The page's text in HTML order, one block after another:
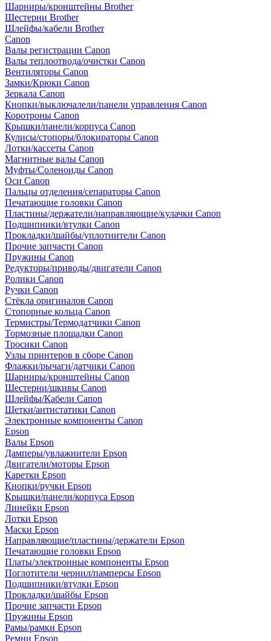
Шарниры/кронштейны Brother
Шестерни Brother
Шлейфы/кабели Brother
Canon
Валы регистрации Canon
Валы теплоотвода/очистки Canon
Вентиляторы Canon
Замки/Крюки Canon
Зеркала Canon
Кнопки/выключалели/панели управления Canon
Коротроны Canon
Крышки/панели/корпуса Canon
Кулисы/стопоры/блокираторы Canon
Лотки/кассеты Canon
Магнитные валы Canon
Муфты/Соленоиды Canon
Оси Canon
Пальцы отделения/сепараторы Canon
Печатающие головки Canon
Пластины/держатели/направляющие/кулачки Canon
Подшипники/втулки Canon
Прокладки/шайбы/уплотнители Canon
Прочие запчасти Canon
Пружины Canon
Редукторы/приводы/двигатели Canon
Ролики Canon
Ручки Canon
Стёкла оригиналов Canon
Стопорные кольца Canon
Термистры/Термодатчики Canon
Тормозные площадки Canon
Тросики Canon
Узлы принтеров в сборе Canon
Флажки/рычаги/датчики Canon
Шарниры/кронштейны Canon
Шестерни/шкивы Canon
Шлейфы/Кабели Canon
Щетки/антистатики Canon
Электронные компоненты Canon
Epson
Валы Epson
Дамперы/увлажнители Epson
Двигатели/моторы Epson
Каретки Epson
Кнопки/ручки Epson
Крышки/панели/корпуса Epson
Линейки Epson
Лотки Epson
Маски Epson
Направляющие/пластины/держатели Epson
Печатающие головки Epson
Платы/электронные компоненты Epson
Поглотители чернил/памперсы Epson
Подшипники/втулки Epson
Прокладки/шайбы Epson
Прочие запчасти Epson
Пружины Epson
Рамы/рамки Epson
Ремни Epson